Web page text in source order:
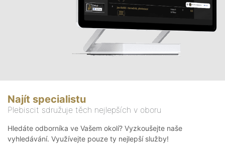
Najít specialistu
Plebiscit sdružuje těch nejlepších v oboru
Hledáte odborníka ve Vašem okolí? Vyzkoušejte naše
vyhledávání. Využívejte pouze ty nejlepší služby!